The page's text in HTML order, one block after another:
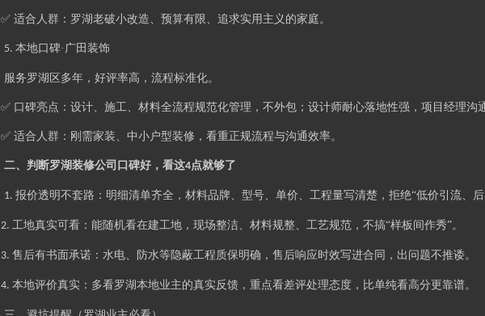
✅ 适合人群：罗湖老破小改造、预算有限、追求实用主义的家庭。
5. 本地口碑· 广田 装饰
服务罗湖区多年，好评率高，流程标准化。
✅ 口碑亮点：设计、施工、材料全流程规范化管理，不外包；设计师耐心落地性强，项目经理沟
✅ 适合人群：刚需家装、中小户型装修，看重正规流程与沟通效率。
二、判断罗湖装修公司口碑好，看这4点就够了
1. 报价透明不套路：明细清单齐全，材料品牌、型号、单价、工程量写清楚，拒绝“低价引流、后
2. 工地真实可看：能随机看在建工地，现场整洁、材料规整、工艺规范，不搞“样板间作秀”。
3. 售后有书面承诺：水电、防水等隐蔽工程质保明确，售后响应时效写进合同，出问题不推诿。
4. 本地评价真实：多看罗湖本地业主的真实反馈，重点看差评处理态度，比单纯看高分更靠谱。